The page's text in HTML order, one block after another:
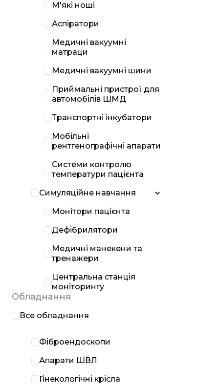
М'які ноші
Аспіратори
Медичні вакуумні
матраци
Медичні вакуумні шини
Приймальні пристрої для
автомобілів ШМД
Транспортні інкубатори
Мобільні
рентгенографічні апарати
Системи контролю
температури пацієнта
Симуляційне навчання
Монітори пацієнта
Дефібрилятори
Медичні манекени та
тренажери
Центральна станція
моніторингу
Обладнання
Все обладнання
Фіброендоскопи
Апарати ШВЛ
Гінекологічні крісла